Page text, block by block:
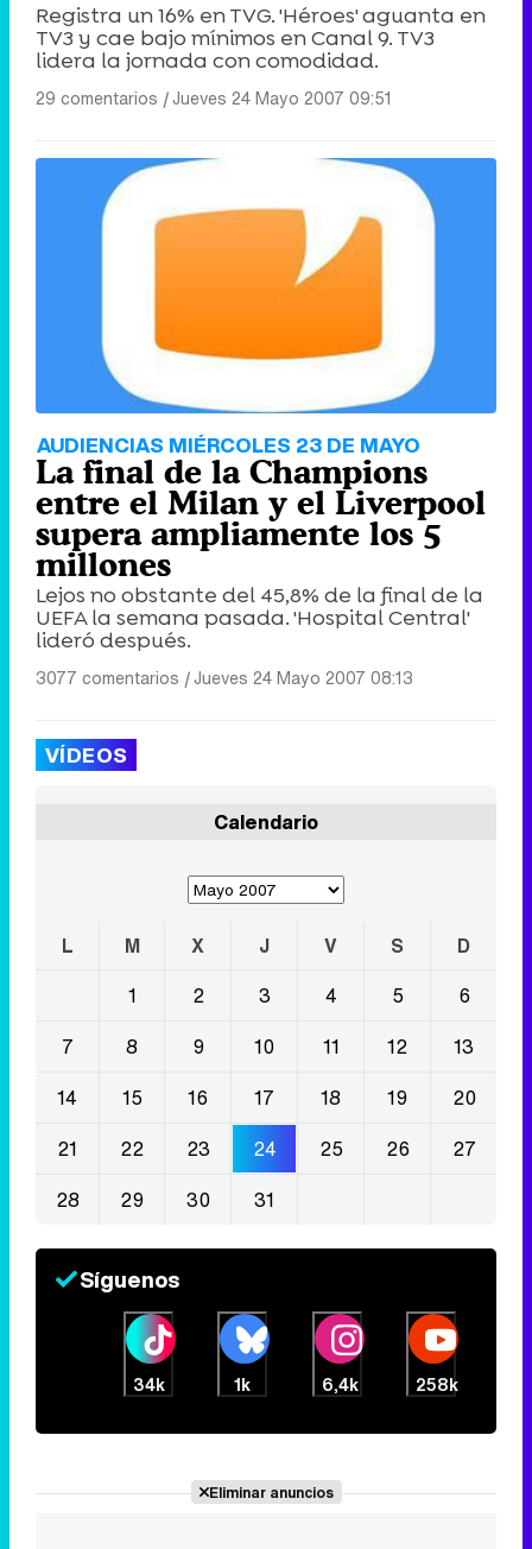
Registra un 16% en TVG. 'Héroes' aguanta en
TV3 y cae bajo mínimos en Canal 9. TV3
lidera la jornada con comodidad.
29 comentarios |Jueves 24 Mayo 2007 09:51
AUDIENCIAS MIÉRCOLES 23 DE MAYO
La final de la Champions
entre el Milan y el Liverpool
supera ampliamente los 5
millones
Lejos no obstante del 45,8% de la final de la
UEFA la semana pasada. 'Hospital Central'
lideró después.
3077 comentarios |Jueves 24 Mayo 2007 08:13
VÍDEOS
Calendario
L M X J V S
D
1
2 3 4 5
6
7
8 9 10 11 12
13
14
15 16 17 18 19
20
21
22 23 24 25 26
27
28
29 30 31
Síguenos
34k 1k 6,4k 258k
Eliminar anuncios